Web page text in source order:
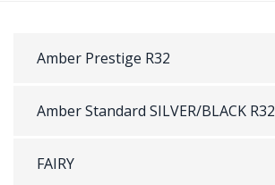
Amber Prestige R32
Amber Standard SILVER/BLACK R32
FAIRY